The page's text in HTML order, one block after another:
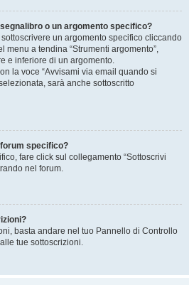
o un argomento specifico?
un argomento specifico cliccando
menu a tendina “Strumenti argomento”,
e inferiore di un argomento.
la voce “Avvisami via email quando si
sarà anche sottoscritto
specifico?
fare click sul collegamento “Sottoscrivi
nel forum.
basta andare nel tuo Pannello di Controllo
tue sottoscrizioni.